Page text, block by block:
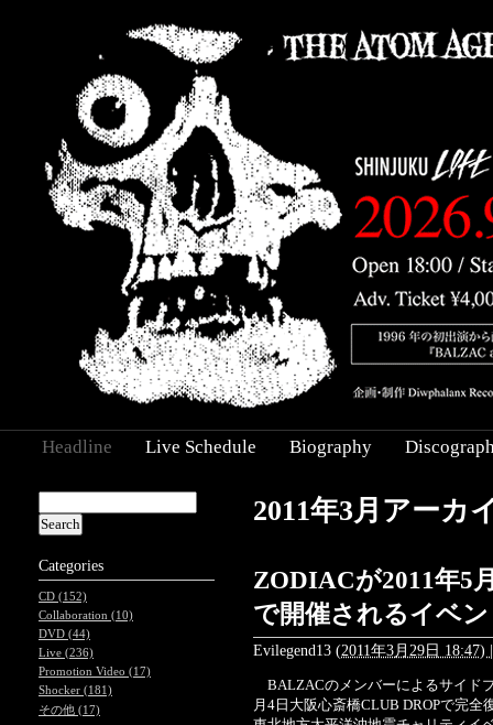
Headline Live Schedule Biography
2011年3月アーカ
ZODIACが2011年5
で開催されるイベ
Evilegend13 (2011年3月29日 18:47) |
BALZACのメンバーによるサイド
月4日大阪心斎橋CLUB DROPで完
Categories
CD (152)
Collaboration (10)
DVD (44)
Live (236)
Promotion Video (17)
Shocker (181)
その他 (17)